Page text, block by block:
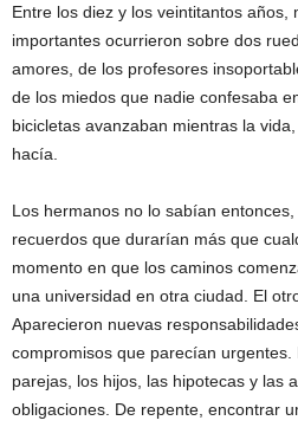
Entre los diez y los veintitantos años,
importantes ocurrieron sobre dos
amores, de los profesores
de los miedos que nadie confesaba
bicicletas avanzaban mientras la
hacía.
Los hermanos no lo sabían
recuerdos que durarían más que
momento en que los caminos
una universidad en otra ciudad. El
Aparecieron nuevas
compromisos que parecían
parejas, los hijos, las hipotecas y las
obligaciones. De repente, encontrar